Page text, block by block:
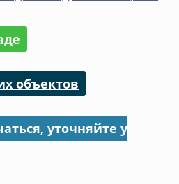
объектов
уточняйте у